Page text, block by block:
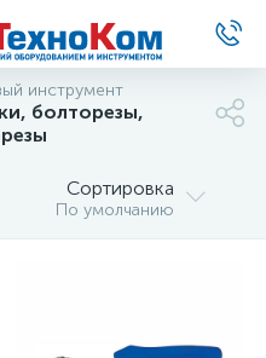
инструмент
болторезы,
Сортировка
По умолчанию